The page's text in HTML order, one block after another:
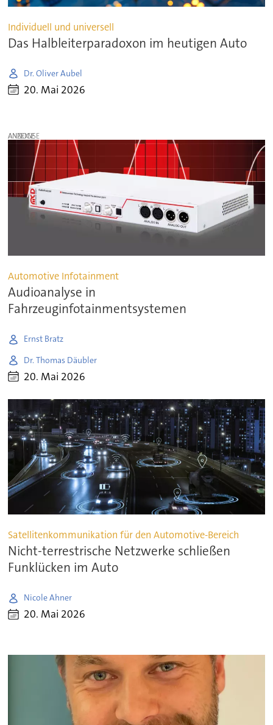
Individuell und universell
Das Halbleiterparadoxon im heutigen Auto
Dr. Oliver Aubel
20. Mai 2026
ANZEIGE
Automotive Infotainment
Audioanalyse in
Fahrzeuginfotainmentsystemen
Ernst Bratz
Dr. Thomas Däubler
20. Mai 2026
Satellitenkommunikation für den Automotive-Bereich
Nicht-terrestrische Netzwerke schließen
Funklücken im Auto
Nicole Ahner
20. Mai 2026